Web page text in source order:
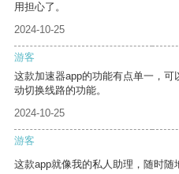
用担心了。
2024-10-25
游客
这款加速器app的功能有点单一，
动切换线路的功能。
2024-10-25
游客
这款app就像我的私人助理，随时随